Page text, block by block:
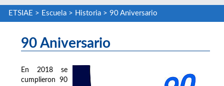
ETSIAE > Escuela> Historia> 90 Aniversario
90 Aniversario
En 2018 se
cumplieron 90